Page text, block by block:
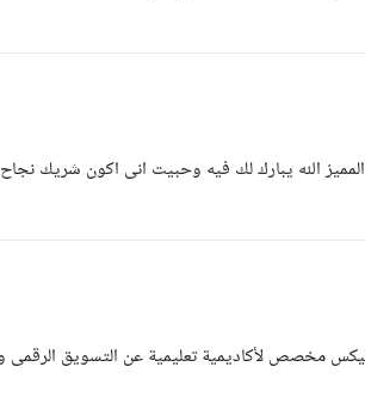
المميز الله يبارك لك فيه وحبيت انى اكون
مخصص لأكاديمية تعليمية عن التسويق الرقمى